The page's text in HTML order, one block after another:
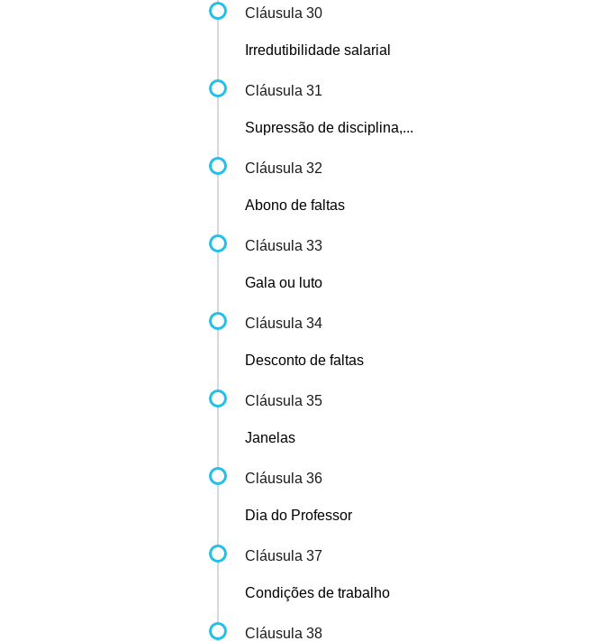
Cláusula 30
Irredutibilidade salarial
Cláusula 31
Supressão de disciplina,...
Cláusula 32
Abono de faltas
Cláusula 33
Gala ou luto
Cláusula 34
Desconto de faltas
Cláusula 35
Janelas
Cláusula 36
Dia do Professor
Cláusula 37
Condições de trabalho
Cláusula 38